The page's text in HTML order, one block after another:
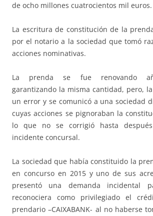
de ocho millones cuatrocientos mil euros.
La escritura de constitución de la
por el notario a la sociedad que tomó
acciones nominativas.
La prenda se fue renovando
garantizando la misma cantidad, pero,
un error y se comunicó a una sociedad
cuyas acciones se pignoraban la
lo que no se corrigió hasta
incidente concursal.
La sociedad que había constituido la
en concurso en 2015 y uno de sus
presentó una demanda incidental
reconociera como privilegiado el
prendario –CAIXABANK- al no haberse